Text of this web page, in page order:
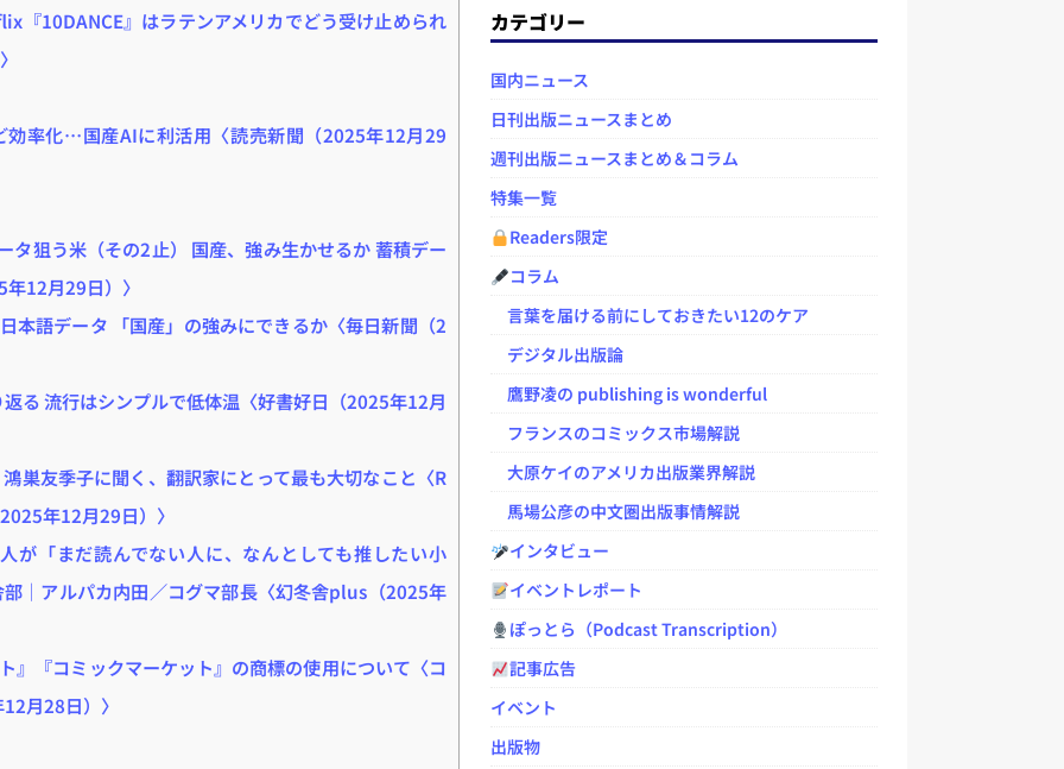
『10DANCE』はラテンアメリカでどう受け止められ
効率化…国産AIに利活用〈読売新聞（2025年12月29
タ狙う米（その2止） 国産、強み生かせるか 蓄積デー
12月29日）〉
本語データ 「国産」の強みにできるか〈毎日新聞（2
る 流行はシンプルで低体温〈好書好日（2025年12月
巣友季子に聞く、翻訳家にとって最も大切なこと〈R
年12月29日）〉
が「まだ読んでない人に、なんとしても推したい小
｜アルパカ内田／コグマ部長〈幻冬舎plus（2025年
』『コミックマーケット』の商標の使用について〈コ
月28日）〉
カテゴリー
国内ニュース
日刊出版ニュースまとめ
週刊出版ニュースまとめ＆コラム
特集一覧
Readers限定
コラム
言葉を届ける前にしておきたい12のケア
デジタル出版論
鷹野凌の publishing is wonderful
フランスのコミックス市場解説
大原ケイのアメリカ出版業界解説
馬場公彦の中文圏出版事情解説
インタビュー
イベントレポート
ぽっとら（Podcast Transcription）
記事広告
イベント
出版物